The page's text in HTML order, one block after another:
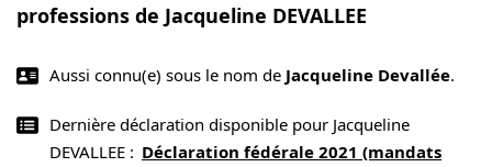
professions de Jacqueline DEVALLEE
Aussi connu(e) sous le nom de Jacqueline Devallée.
Dernière déclaration disponible pour Jacqueline
DEVALLEE : Déclaration fédérale 2021 (mandats